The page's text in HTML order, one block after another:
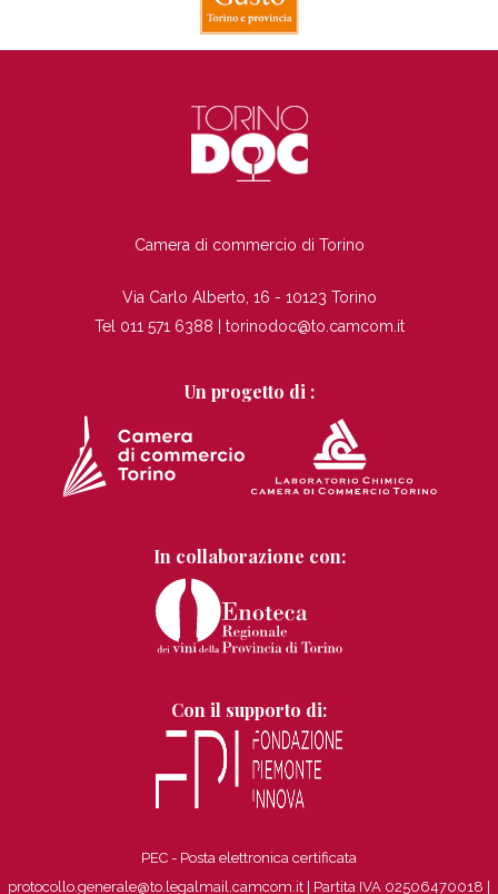
Camera di commercio di Torino
Via Carlo Alberto, 16 - 10123 Torino
Tel 011 571 6388 | torinodoc@to.camcom.it
Un progetto di :
In collaborazione con:
Con il supporto di:
PEC - Posta elettronica certificata
protocollo.generale@to.legalmail.camcom.it | Partita IVA 02506470018